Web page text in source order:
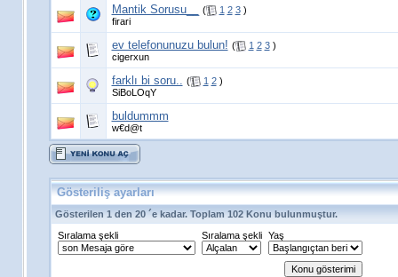
Mantik Sorusu__ ( 1 2 3 )
firari
ev telefonunuzu bulun! ( 1 2 3 )
cigerxun
farklı bi soru.. ( 1 2 )
SiBoLOqY
buldummm
w€d@t
Gösteriliş ayarları
Gösterilen 1 den 20 ´e kadar. Toplam 102 Konu bulunmuştur.
Sıralama şekli
Sıralama şekli Yaş